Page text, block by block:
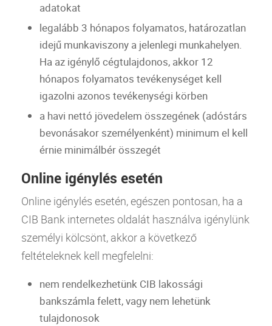
adatokat
legalább 3 hónapos folyamatos, határozatlan
idejű munkaviszony a jelenlegi munkahelyen.
Ha az igénylő cégtulajdonos, akkor 12
hónapos folyamatos tevékenységet kell
igazolni azonos tevékenységi körben
a havi nettó jövedelem összegének (adóstárs
bevonásakor személyenként) minimum el kell
érnie minimálbér összegét
Online igénylés esetén
Online igénylés esetén, egészen pontosan, ha a
CIB Bank internetes oldalát használva igénylünk
személyi kölcsönt, akkor a következő
feltételeknek kell megfelelni:
nem rendelkezhetünk CIB lakossági
bankszámlafelett, vagy nem lehetünk
tulajdonosok